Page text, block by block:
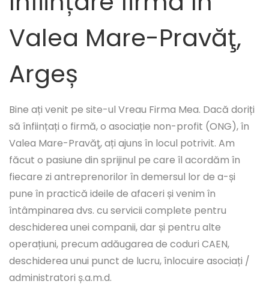
Valea Mare-Pravăţ,
Argeș
Bine ați venit pe site-ul Vreau Firma Mea. Dacă doriți
să înființați o firmă, o asociație non-profit (ONG), în
Valea Mare-Pravăţ, ați ajuns în locul potrivit. Am
făcut o pasiune din sprijinul pe care îl acordăm în
fiecare zi antreprenorilor în demersul lor de a-și
pune în practică ideile de afaceri și venim în
întâmpinarea dvs. cu servicii complete pentru
deschiderea unei companii, dar și pentru alte
operațiuni, precum adăugarea de coduri CAEN,
deschiderea unui punct de lucru, înlocuire asociați /
administratori ș.a.m.d.